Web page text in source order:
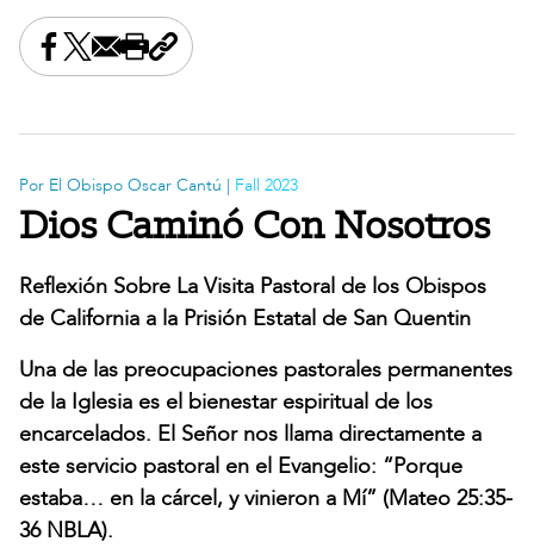
Share this on Facebook
Share this on X
Share this by email
Print this page
Copy the page address
Por El Obispo Oscar Cantú | Fall 2023
Dios Caminó Con Nosotros
Reflexión Sobre La Visita Pastoral de los Obispos
de California a la Prisión Estatal de San Quentin
Una de las preocupaciones pastorales permanentes
de la Iglesia es el bienestar espiritual de los
encarcelados. El Señor nos llama directamente a
este servicio pastoral en el Evangelio: “Porque
estaba… en la cárcel, y vinieron a Mí” (Mateo 25:35-
36 NBLA).